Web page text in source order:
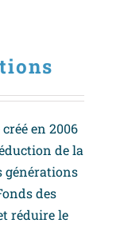
en 2006
de la
générations
des
réduire le